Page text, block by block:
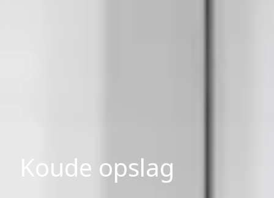
Koude opslag